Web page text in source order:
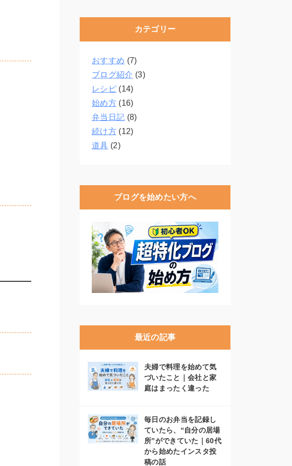
カテゴリー
おすすめ (7)
ブログ紹介 (3)
レシピ(14)
始め方(16)
弁当日記 (8)
続け方(12)
道具 (2)
ブログを始めたい方へ
最近の記事
夫婦で料理を始めて気
づいたこと｜会社と家
庭はまったく違った
毎日のお弁当を記録し
ていたら、“自分の居場
所”ができていた｜60代
から始めたインスタ投
稿の話